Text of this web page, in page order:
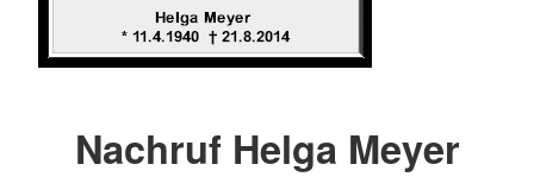
Nachruf Helga Meyer